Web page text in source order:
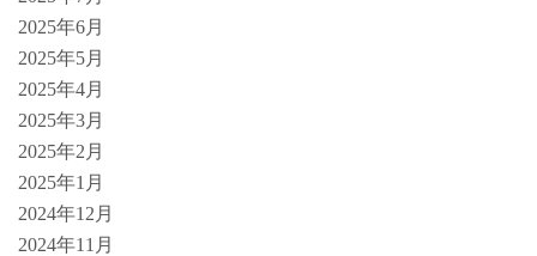
2025年6月
2025年5月
2025年4月
2025年3月
2025年2月
2025年1月
2024年12月
2024年11月